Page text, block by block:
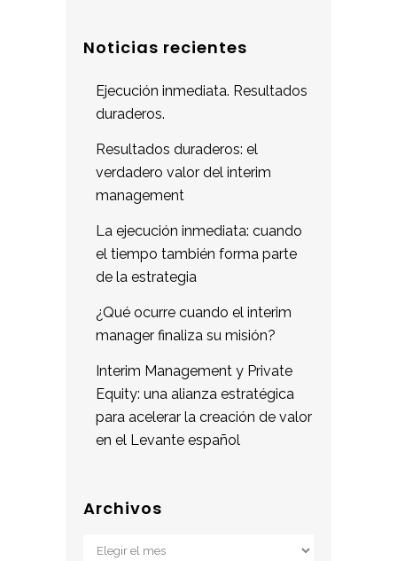
Noticias recientes
Ejecución inmediata. Resultados
duraderos.
Resultados duraderos: el
verdadero valor del interim
management
La ejecución inmediata: cuando
el tiempo también forma parte
de la estrategia
¿Qué ocurre cuando el interim
manager finaliza su misión?
Interim Management y Private
Equity: una alianza estratégica
para acelerar la creación de valor
en el Levante español
Archivos
Archivos